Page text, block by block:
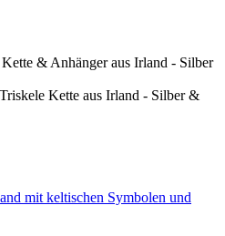
mit keltischen Symbolen und